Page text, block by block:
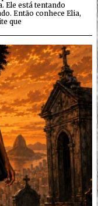
Ele está tentando
Então conhece Elia,
que